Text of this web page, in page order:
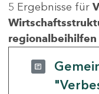
5 Ergebnisse für
regionalbeihilfen